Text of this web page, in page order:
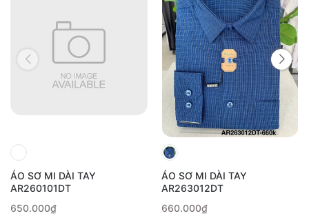
ÁO SƠ MI DÀI TAY
AR260101DT
650.000₫
ÁO SƠ MI DÀI TAY
AR263012DT
660.000₫